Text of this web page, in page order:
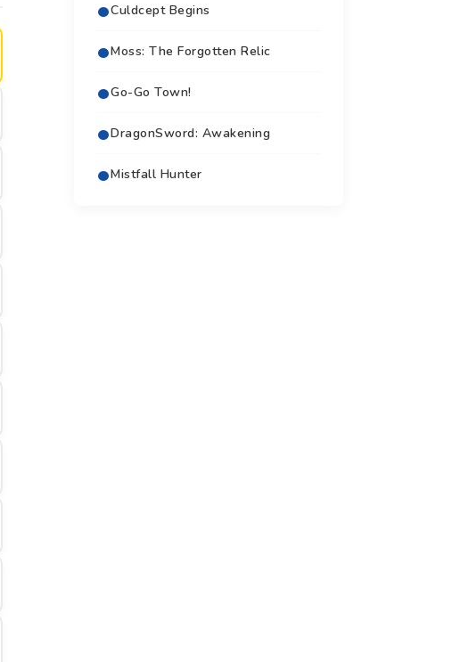
Culdcept Begins
Moss: The Forgotten Relic
Go-Go Town!
DragonSword: Awakening
Mistfall Hunter